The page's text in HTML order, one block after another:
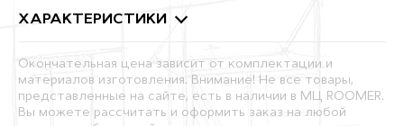
ХАРАКТЕРИСТИКИ
Окончательная цена зависит от комплектации и
материалов изготовления. Внимание! Не все товары,
представленные на сайте, есть в наличии в МЦ ROOMER.
Вы можете рассчитать и оформить заказ на любой